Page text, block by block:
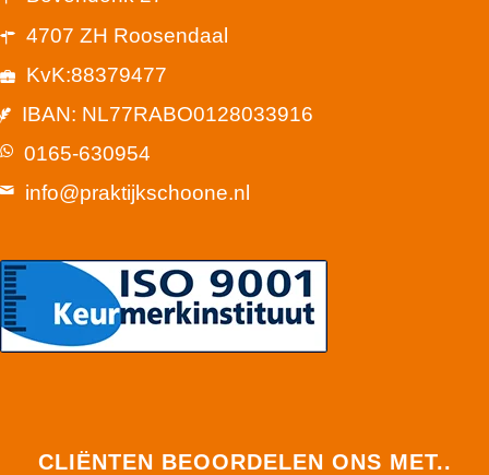
4707 ZH Roosendaal
KvK:88379477
IBAN: NL77RABO0128033916
0165-630954
info@praktijkschoone.nl
CLIËNTEN BEOORDELEN ONS MET..